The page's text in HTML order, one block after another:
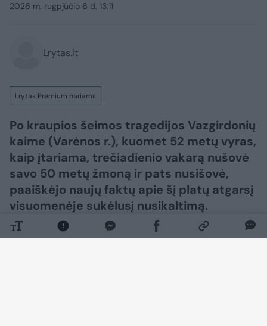
2026 m. rugpjūčio 6 d. 13:11
Lrytas.lt
Lrytas Premium nariams
Po kraupios šeimos tragedijos Vazgirdonių
kaime (Varėnos r.), kuomet 52 metų vyras,
kaip įtariama, trečiadienio vakarą nušovė
savo 50 metų žmoną ir pats nusišovė,
paaiškėjo naujų faktų apie šį platų atgarsį
visuomenėje sukėlusį nusikaltimą.